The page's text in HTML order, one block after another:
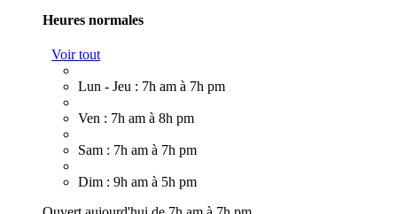
Heures normales
Voir tout
Lun - Jeu : 7h am à 7h pm
Ven : 7h am à 8h pm
Sam : 7h am à 7h pm
Dim : 9h am à 5h pm